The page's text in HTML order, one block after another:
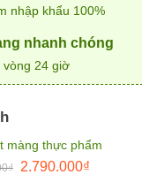
nhập khẩu 100%
nhanh chóng
vòng 24 giờ
màng thực phẩm
₫
Giá
2.790.000₫Giá